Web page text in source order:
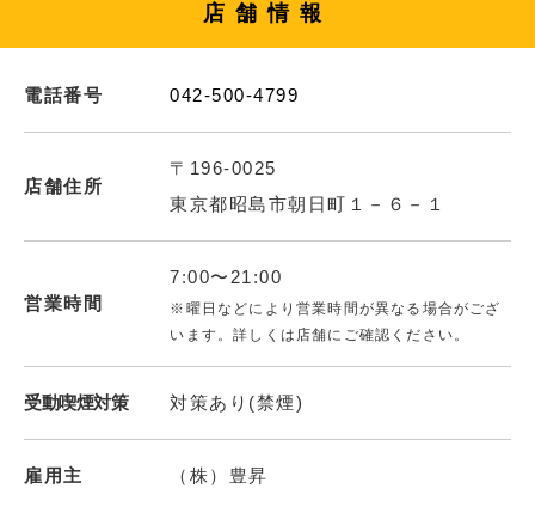
店舗情報
電話番号 042-500-4799
店舗住所
〒196-0025
東京都昭島市朝日町１－６－１
営業時間
7:00〜21:00
※曜日などにより営業時間が異なる場合がござ
います。詳しくは店舗にご確認ください。
受動喫煙対策 対策あり(禁煙)
雇用主 （株）豊昇